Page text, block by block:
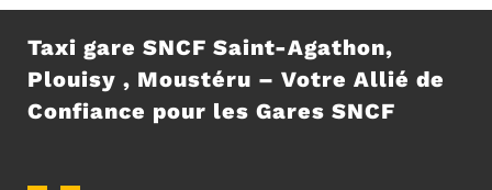
Taxi gare SNCF Saint-Agathon,
Plouisy , Moustéru – Votre Allié de
Confiance pour les Gares SNCF